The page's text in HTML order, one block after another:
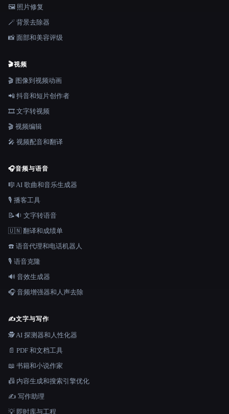
🖼️ 照片修复
🪄 背景去除器
📸 面部和美容评级
🎬视频
🎬 图像到视频动画
📲 抖音和短片创作者
🎞️ 文字转视频
🎬 视频编辑
🎤 视频配音和翻译
🎧音频与语音
🎼 AI 歌曲和音乐生成器
🎙️ 播客工具
📝🔉 文字转语音
🇺🇳 翻译和成绩单
☎️ 语音代理和电话机器人
🎙️ 语音克隆
🔊 音效生成器
🎧 音频增强器和人声去除
✍️文字与写作
🕵️ AI 探测器和人性化器
📄 PDF 和文档工具
📖 书籍和小说作家
📠 内容生成和搜索引擎优化
✍️ 写作助理
💡 即时库与工程